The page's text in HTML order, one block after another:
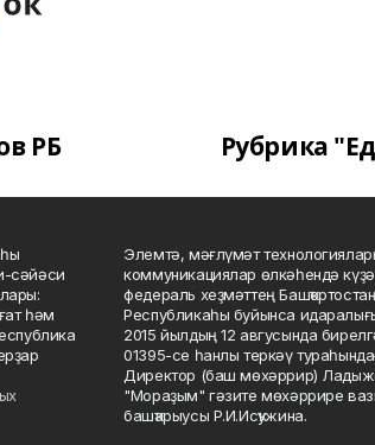
РБ Рубрика
сәйәси
һәм
Элемтә, мәғлүмәт
коммуникациялар өлкәһендә
федераль хеҙмәттең Башҡортостан
Республикаһы буйынса
2015 йылдың 12 авгусында
01395-се һанлы теркәү
Директор (баш мөхәррир)
"Мораҙым" гәзите мөхәррире
башҡарыусы Р.И.Исҡужина.